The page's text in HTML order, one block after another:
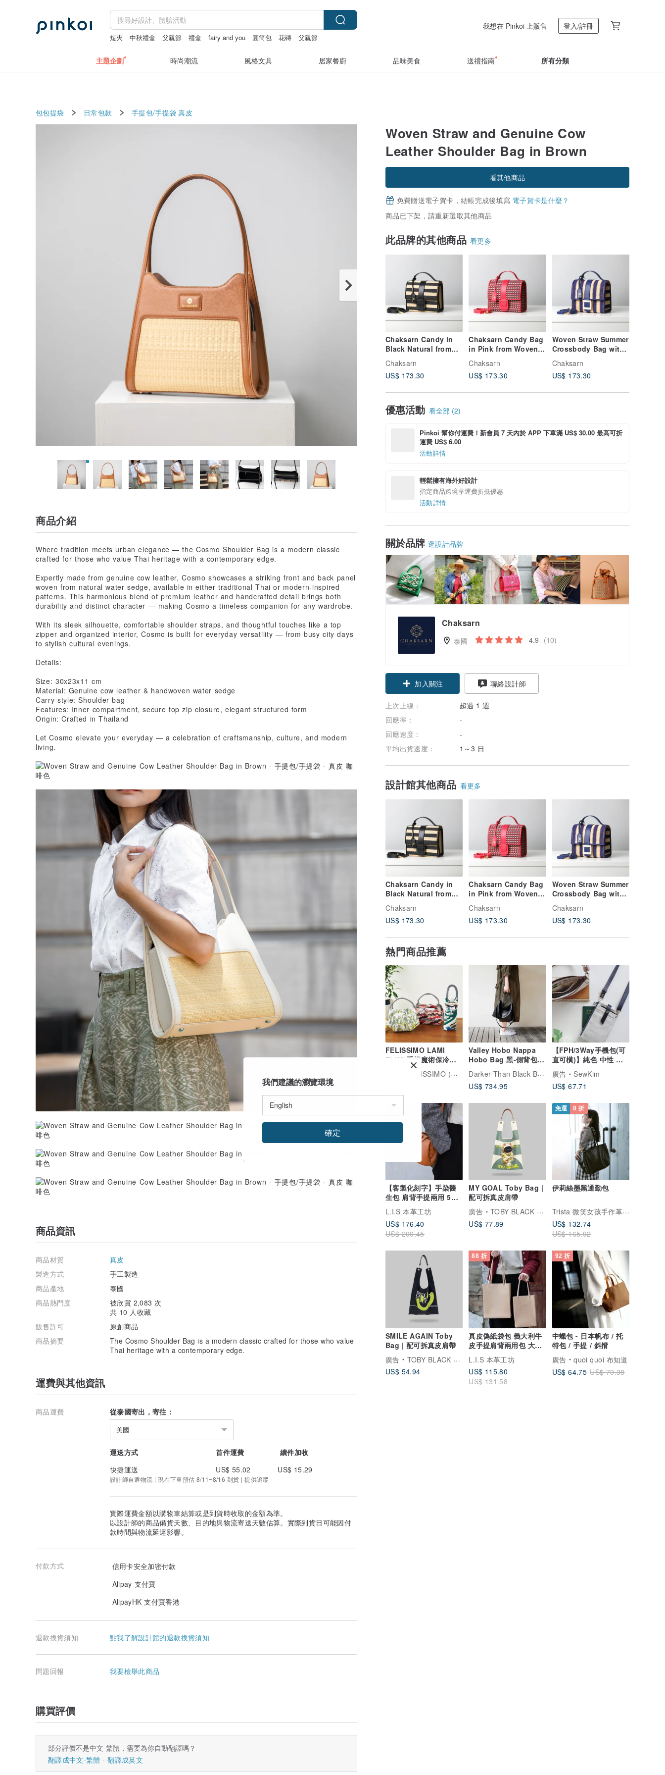
短夾 中秋禮盒 父親節 禮盒 fairy and you 圓筒包 花磚 父親節
我想在 Pinkoi 上販售 登入/註冊
主題企劃 時尚潮流 風格文具 居家餐廚 品味美食 送禮指南 所有分類
包包提袋 日常包款 手提包/手提袋 真皮
Woven Straw and Genuine Cow
Leather Shoulder Bag in Brown
看其他商品
免費贈送電子賀卡，結帳完成後填寫 電子賀卡是什麼？
商品已下架，請重新選取其他商品
此品牌的其他商品 看更多
Chaksarn Candy in
Black Natural from
Leather
Chaksarn
US$ 173.30
Chaksarn Candy Bag
in Pink from Woven
Chaksarn
US$ 173.30
Woven Straw Summer
Crossbody Bag with
Chaksarn
US$ 173.30
優惠活動 看全部 (2)
Pinkoi 幫你付運費！新會員 7 天內於 APP 下單滿 US$ 30.00 最高可折
運費 US$ 6.00
活動詳情
輕鬆擁有海外好設計
指定商品跨境享運費折抵優惠
活動詳情
關於品牌 逛設計品牌
Chaksarn
泰國 4.9 (10)
加入關注 聯絡設計師
上次上線：
超過 1 週
回應率：
-
回應速度：
-
平均出貨速度：
1～3 日
設計館其他商品 看更多
Chaksarn Candy in
Black Natural from
Woven Sedge and
Leather
Chaksarn
US$ 173.30
Chaksarn Candy Bag
in Pink from Woven
Sedge
Chaksarn
US$ 173.30
Woven Straw Summer
Crossbody Bag with
Blue Big Strap Color
Chaksarn
US$ 173.30
熱門商品推薦
FELISSIMO LAMI
PLUS 手提魔術保冷包
巾布 - 旭山動物園聯名
FELISSIMO (授權販售) Pinkoi 品牌形象館
Valley Hobo Nappa
Hobo Bag 黑-側背包/
斜背包
Darker Than Black Bags
US$ 734.95
【FPH/3Way手機包(可
直可橫)】純色 中性 灰
白 胚白 日本帆布先染
廣告
SewKim
US$ 67.71
88 折
【客製化刻字】手染醫
生包 肩背手提兩用 5色
可選 父親節禮物
L.I.S 本革工坊
US$ 176.40
US$ 200.45
MY GOAL Toby Bag |
配可拆真皮肩帶
廣告
TOBY BLACK 托比小黑
US$ 77.89
免運 8 折
伊莉絲墨黑通勤包
Trista 微笑女孩手作革物
US$ 132.74
US$ 165.92
SMILE AGAIN Toby
Bag | 配可拆真皮肩帶
廣告
TOBY BLACK 托比小黑
US$ 54.94
88 折
真皮偽紙袋包 義大利牛
皮手提肩背兩用包 大小
款 托特包 父親節
L.I.S 本革工坊
US$ 115.80
US$ 131.58
92 折
中蠟包 - 日本帆布 / 托
特包 / 手提 / 斜揹
廣告
quoi quoi 布知道
US$ 64.75 US$ 70.38
商品介紹
Where tradition meets urban elegance — the Cosmo Shoulder Bag is a modern classic
crafted for those who value Thai heritage with a contemporary edge.
Expertly made from genuine cow leather, Cosmo showcases a striking front and back panel
woven from natural water sedge, available in either traditional Thai or modern-inspired
patterns. This harmonious blend of premium leather and handcrafted detail brings both
durability and distinct character — making Cosmo a timeless companion for any wardrobe.
With its sleek silhouette, comfortable shoulder straps, and thoughtful touches like a top
zipper and organized interior, Cosmo is built for everyday versatility — from busy city days
to stylish cultural evenings.
Details:
Size: 30x23x11 cm
Material: Genuine cow leather & handwoven water sedge
Carry style: Shoulder bag
Features: Inner compartment, secure top zip closure, elegant structured form
Origin: Crafted in Thailand
Let Cosmo elevate your everyday — a celebration of craftsmanship, culture, and modern
living.
商品資訊
商品材質
真皮
製造方式
手工製造
商品產地
泰國
商品熱門度
被欣賞 2,083 次
共 10 人收藏
販售許可
原創商品
商品摘要
The Cosmo Shoulder Bag is a modern classic crafted for those who value
Thai heritage with a contemporary edge.
運費與其他資訊
商品運費 從泰國寄出，寄往：
美國
運送方式 首件運費
續件加收
快捷運送
US$ 55.02 US$ 15.29
設計師自選物流 | 現在下單預估 8/11~8/16 到貨 | 提供追蹤
實際運費金額以購物車結算或是到貨時收取的金額為準。
以設計師的商品備貨天數、目的地與物流寄送天數估算。實際到貨日可能因付
款時間與物流延遲影響。
付款方式
信用卡安全加密付款
Alipay 支付寶
AlipayHK 支付寶香港
退款換貨須知 點我了解設計館的退款換貨須知
問題回報 我要檢舉此商品
購買評價
部分評價不是中文-繁體，需要為你自動翻譯嗎？
翻譯成中文-繁體
翻譯成英文
我們建議的瀏覽環境
確定